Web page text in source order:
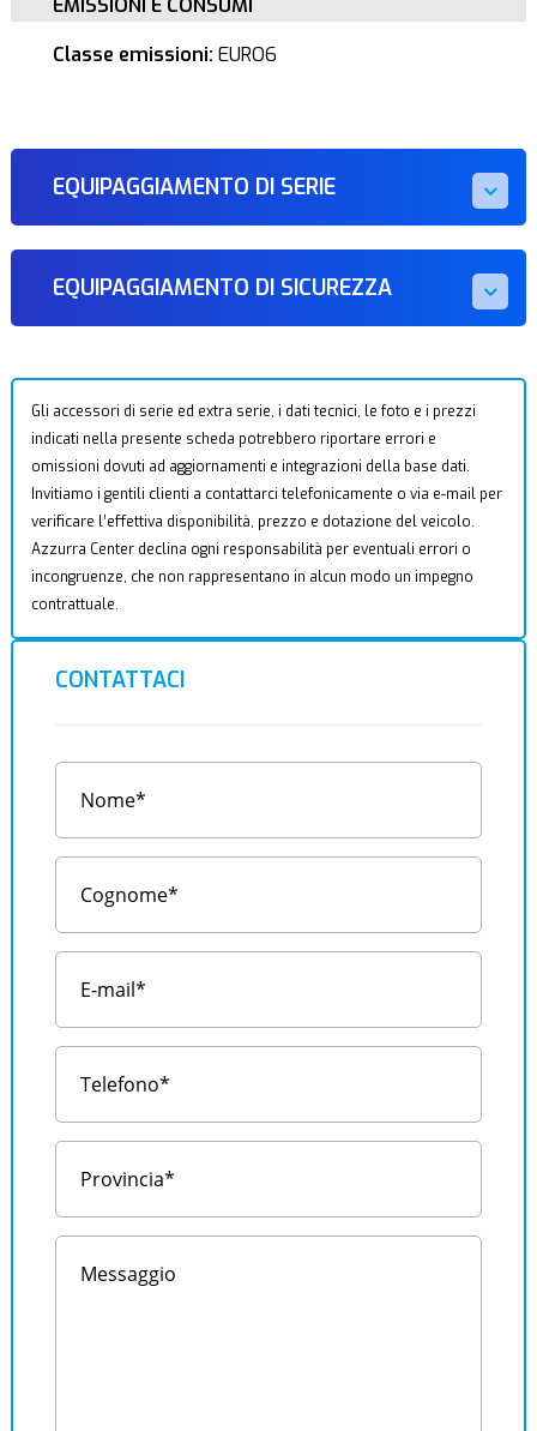
EMISSIONI E CONSUMI
Classe emissioni: EURO6
EQUIPAGGIAMENTO DI SERIE
EQUIPAGGIAMENTO DI SICUREZZA
Gli accessori di serie ed extra serie, i dati tecnici, le foto e i prezzi
indicati nella presente scheda potrebbero riportare errori e
omissioni dovuti ad aggiornamenti e integrazioni della base dati.
Invitiamo i gentili clienti a contattarci telefonicamente o via e-mail per
verificare l’effettiva disponibilità, prezzo e dotazione del veicolo.
Azzurra Center declina ogni responsabilità per eventuali errori o
incongruenze, che non rappresentano in alcun modo un impegno
contrattuale.
CONTATTACI